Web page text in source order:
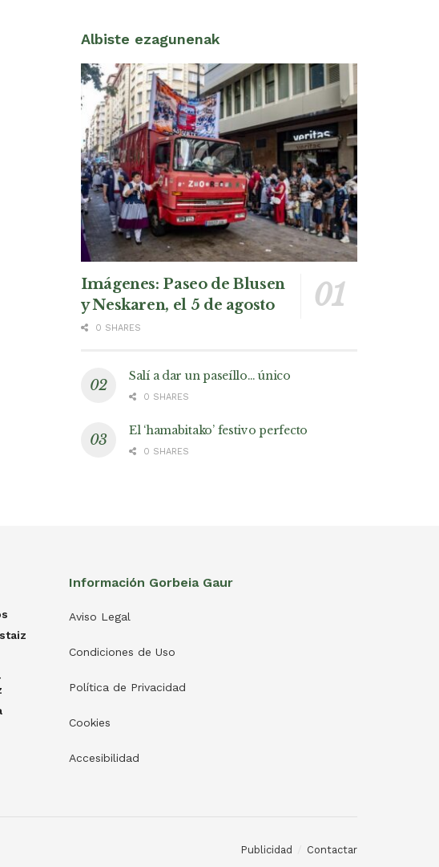
Albiste ezagunenak
Imágenes: Paseo de Blusen
y Neskaren, el 5 de agosto
0 SHARES
Salí a dar un paseíllo… único
0 SHARES
El ‘hamabitako’ festivo perfecto
0 SHARES
Información Gorbeia Gaur
Aviso Legal
Condiciones de Uso
Política de Privacidad
Cookies
Accesibilidad
Publicidad Contactar